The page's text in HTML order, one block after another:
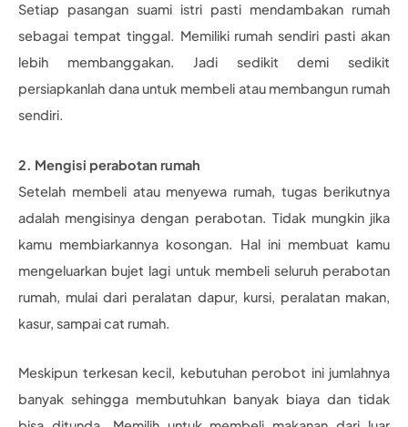
Setiap pasangan suami istri pasti mendambakan rumah
sebagai tempat tinggal. Memiliki rumah sendiri pasti akan
lebih membanggakan. Jadi sedikit demi sedikit
persiapkanlah dana untuk membeli atau membangun rumah
sendiri.
2. Mengisi perabotan rumah
Setelah membeli atau menyewa rumah, tugas berikutnya
adalah mengisinya dengan perabotan. Tidak mungkin jika
kamu membiarkannya kosongan. Hal ini membuat kamu
mengeluarkan bujet lagi untuk membeli seluruh perabotan
rumah, mulai dari peralatan dapur, kursi, peralatan makan,
kasur, sampai cat rumah.
Meskipun terkesan kecil, kebutuhan perobot ini jumlahnya
banyak sehingga membutuhkan banyak biaya dan tidak